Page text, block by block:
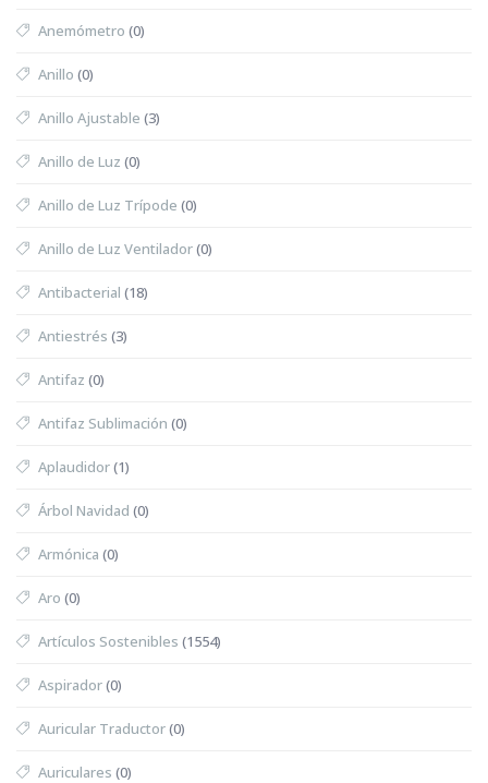
Anemómetro (0)
Anillo (0)
Anillo Ajustable (3)
Anillo de Luz (0)
Anillo de Luz Trípode (0)
Anillo de Luz Ventilador(0)
Antibacterial (18)
Antiestrés (3)
Antifaz (0)
Antifaz Sublimación (0)
Aplaudidor(1)
Árbol Navidad (0)
Armónica (0)
Aro (0)
Artículos Sostenibles (1554)
Aspirador(0)
Auricular Traductor(0)
Auriculares (0)